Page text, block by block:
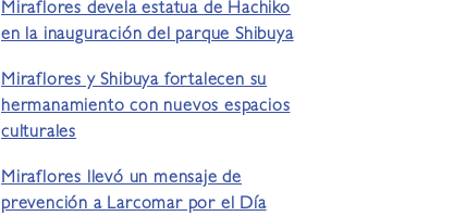
Miraflores devela estatua de Hachiko
en la inauguración del parque Shibuya
Miraflores y Shibuya fortalecen su
hermanamiento con nuevos espacios
culturales
Miraflores llevó un mensaje de
prevención a Larcomar por el Día